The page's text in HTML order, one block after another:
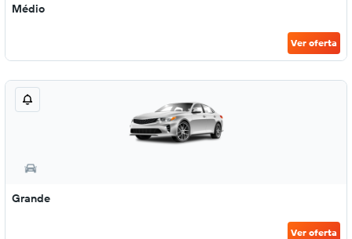
Médio
Ver oferta
Grande
Ver oferta